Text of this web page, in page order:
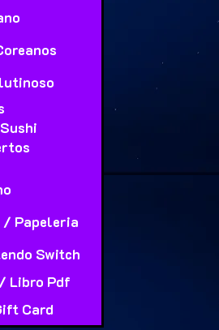
/ Papeleria
Switch
Libro Pdf
Card